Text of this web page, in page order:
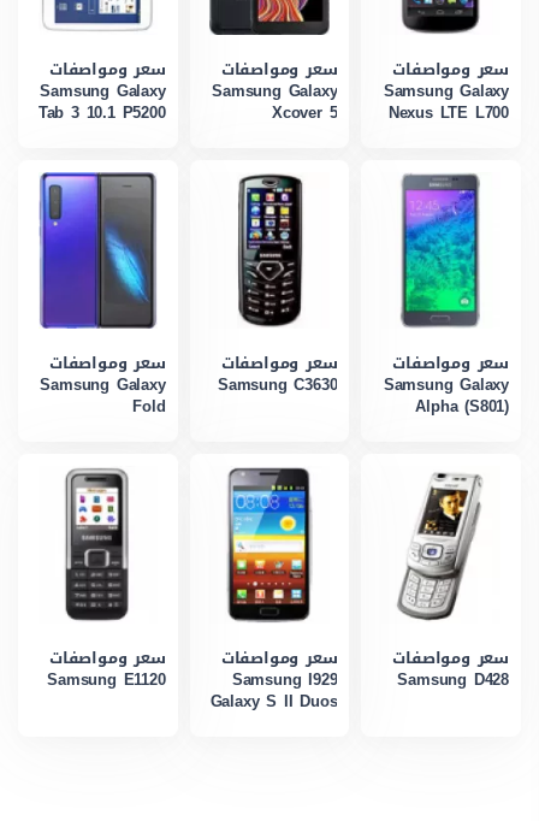
سعر ومواصفات
Samsung Galaxy
Nexus LTE L700
سعر ومواصفات
Samsung Galaxy
Xcover 5
سعر ومواصفات
Samsung Galaxy
Tab 3 10.1 P5200
سعر ومواصفات
Samsung Galaxy
Alpha (S801)
سعر ومواصفات
Samsung C3630
سعر ومواصفات
Samsung Galaxy
Fold
سعر ومواصفات
Samsung D428
سعر ومواصفات
Samsung I929
Galaxy S II Duos
سعر ومواصفات
Samsung E1120